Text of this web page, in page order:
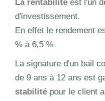
La rentabilité est l'un
d'investissement.
En effet le rendement
% à 6,5 %
La signature d'un bail
de 9 ans à 12 ans est
stabilité pour le client